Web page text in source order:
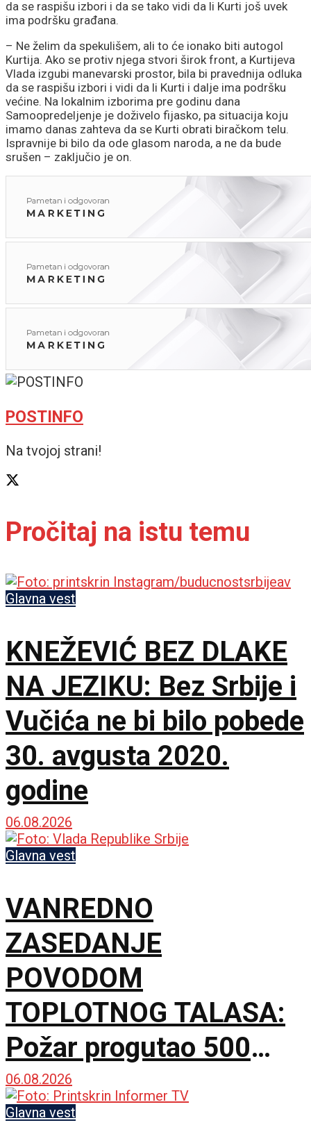
da se raspišu izbori i da se tako vidi da li Kurti još uvek
ima podršku građana.
– Ne želim da spekulišem, ali to će ionako biti autogol
Kurtija. Ako se protiv njega stvori širok front, a Kurtijeva
Vlada izgubi manevarski prostor, bila bi pravednija odluka
da se raspišu izbori i vidi da li Kurti i dalje ima podršku
većine. Na lokalnim izborima pre godinu dana
Samoopredeljenje je doživelo fijasko, pa situacija koju
imamo danas zahteva da se Kurti obrati biračkom telu.
Ispravnije bi bilo da ode glasom naroda, a ne da bude
srušen – zaključio je on.
POSTINFO
Na tvojoj strani!
Pročitaj na istu temu
Glavna vest
KNEŽEVIĆ BEZ DLAKE
NA JEZIKU: Bez Srbije i
Vučića ne bi bilo pobede
30. avgusta 2020.
godine
06.08.2026
Glavna vest
VANREDNO
ZASEDANJE
POVODOM
TOPLOTNOG TALASA:
Požar progutao 500
hektara Peščare, sutra
nove mere Vlade
06.08.2026
Glavna vest